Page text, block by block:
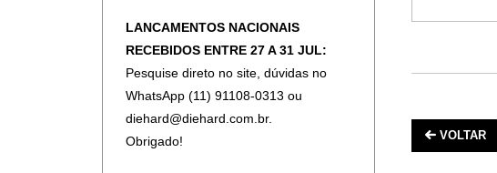
LANCAMENTOS NACIONAIS
RECEBIDOS ENTRE 27 A 31 JUL:
Pesquise direto no site, dúvidas no
WhatsApp (11) 91108-0313 ou
diehard@diehard.com.br.
Obrigado!
VOLTAR